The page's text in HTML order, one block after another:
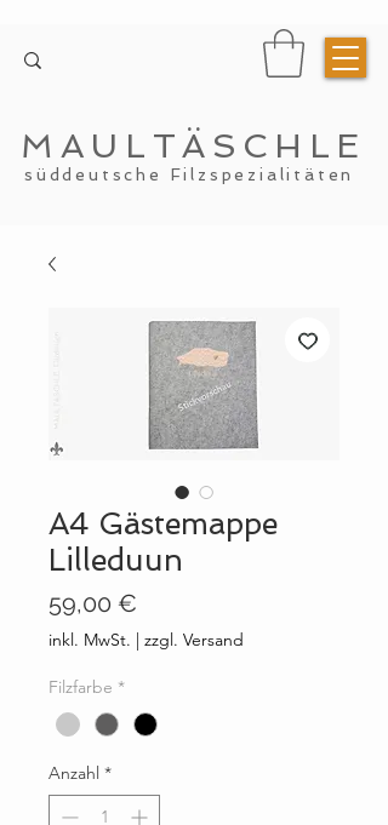
MAULTÄSCHLE
süddeutsche Filzspezialitäten
A4 Gästemappe
Lilleduun
59,00 €
inkl. MwSt. zzgl. Versand
Filzfarbe *
Anzahl *